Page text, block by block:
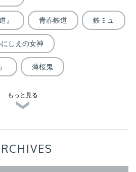
』 青春鉄道 鉄ミュ
しえの女神
薄桜鬼
もっと見る